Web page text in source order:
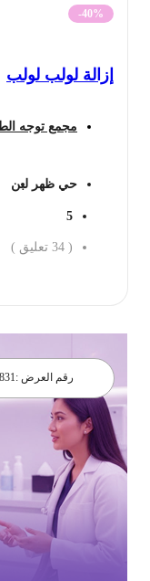
-40%
إزالة لولب لولب
مجمع توجه الطبية
حي ظهر لبن
34 تعليق )
رقم العرض : 83831